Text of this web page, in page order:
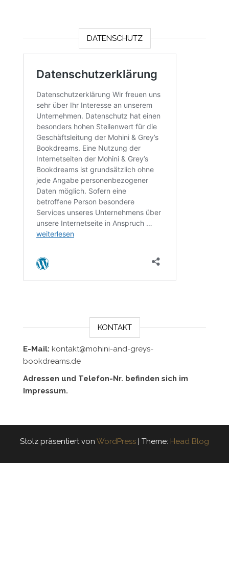
DATENSCHUTZ
KONTAKT
E-Mail: kontakt@mohini-and-greys-
bookdreams.de
Adressen und Telefon-Nr. befinden sich im
Impressum.
Stolz präsentiert von WordPress | Theme: Head Blog